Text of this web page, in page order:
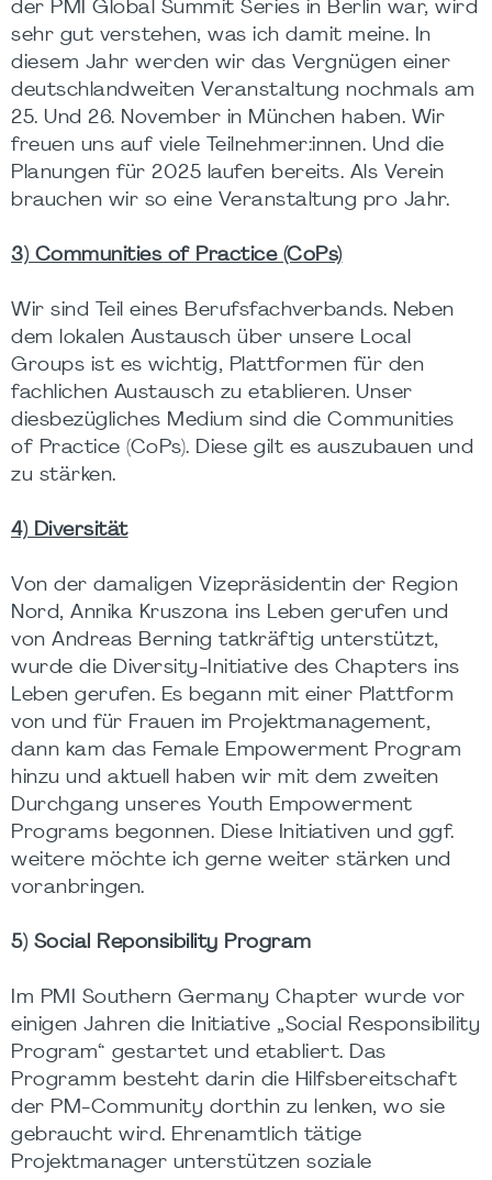
der PMI Global Summit Series in Berlin war, wird
sehr gut verstehen, was ich damit meine. In
diesem Jahr werden wir das Vergnügen einer
deutschlandweiten Veranstaltung nochmals am
25. Und 26. November in München haben. Wir
freuen uns auf viele Teilnehmer:innen. Und die
Planungen für 2025 laufen bereits. Als Verein
brauchen wir so eine Veranstaltung pro Jahr.
3) Communities of Practice (CoPs)
Wir sind Teil eines Berufsfachverbands. Neben
dem lokalen Austausch über unsere Local
Groups ist es wichtig, Plattformen für den
fachlichen Austausch zu etablieren. Unser
diesbezügliches Medium sind die Communities
of Practice (CoPs). Diese gilt es auszubauen und
zu stärken.
4) Diversität
Von der damaligen Vizepräsidentin der Region
Nord, Annika Kruszona ins Leben gerufen und
von Andreas Berning tatkräftig unterstützt,
wurde die Diversity-Initiative des Chapters ins
Leben gerufen. Es begann mit einer Plattform
von und für Frauen im Projektmanagement,
dann kam das Female Empowerment Program
hinzu und aktuell haben wir mit dem zweiten
Durchgang unseres Youth Empowerment
Programs begonnen. Diese Initiativen und ggf.
weitere möchte ich gerne weiter stärken und
voranbringen.
5) Social Reponsibility Program
Im PMI Southern Germany Chapter wurde vor
einigen Jahren die Initiative „Social Responsibility
Program“ gestartet und etabliert. Das
Programm besteht darin die Hilfsbereitschaft
der PM-Community dorthin zu lenken, wo sie
gebraucht wird. Ehrenamtlich tätige
Projektmanager unterstützen soziale